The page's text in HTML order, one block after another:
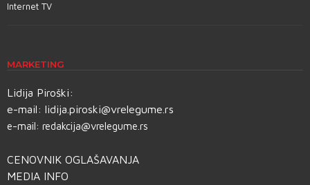
Internet TV
MARKETING
Lidija Piroški:
e-mail: lidija.piroski@vrelegume.rs
e-mail: redakcija@vrelegume.rs
CENOVNIK OGLAŠAVANJA
MEDIA INFO